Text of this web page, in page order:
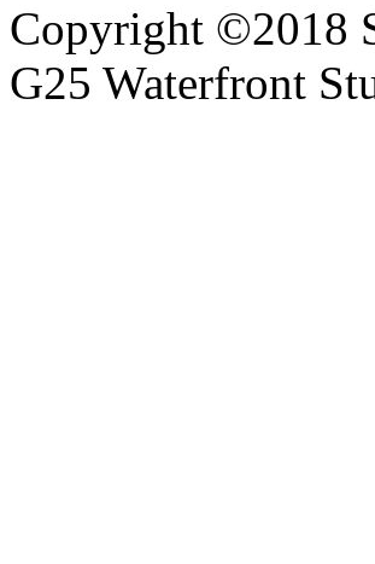
Copyright ©2018
G25 Waterfront